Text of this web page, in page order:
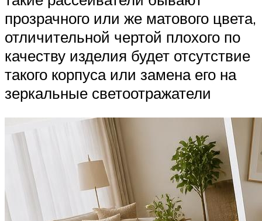
прозрачного или же матового цвета,
отличительной чертой плохого по
качеству изделия будет отсутствие
такого корпуса или замена его на
зеркальные светоотражатели